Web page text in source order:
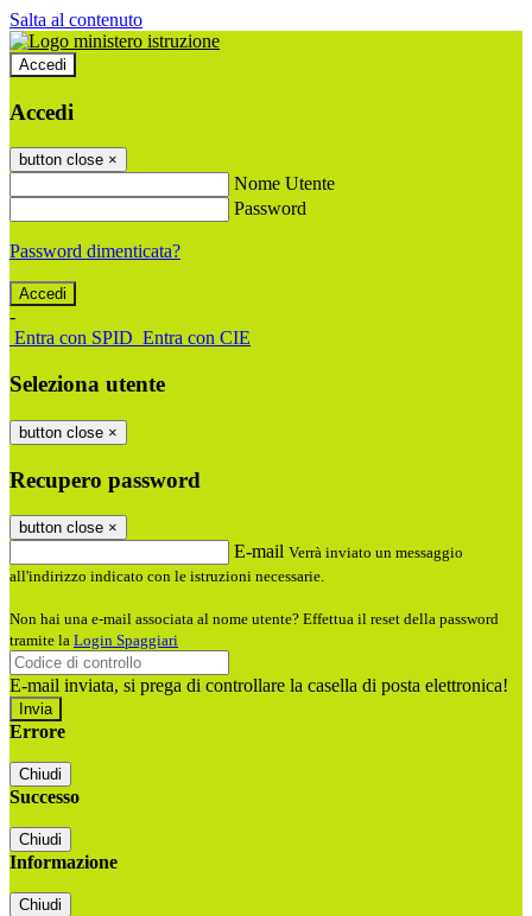
Salta al contenuto
Accedi
Accedi
button close ×
Nome Utente
Password
Password dimenticata?
-
Entra con SPID Entra con CIE
Seleziona utente
button close ×
Recupero password
button close ×
E-mail Verrà inviato un messaggio
all'indirizzo indicato con le istruzioni necessarie.
Non hai una e-mail associata al nome utente? Effettua il reset della password
tramite la Login Spaggiari
E-mail inviata, si prega di controllare la casella di posta elettronica!
Errore
Chiudi
Successo
Chiudi
Informazione
Chiudi